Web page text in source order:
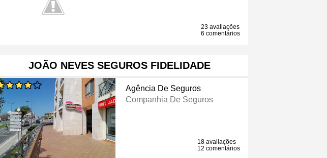
23 avaliações
6 comentários
JOÃO NEVES SEGUROS FIDELIDADE
Agência De Seguros
Companhia De Seguros
18 avaliações
12 comentários